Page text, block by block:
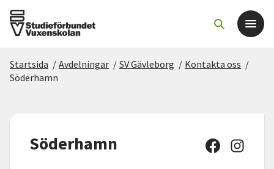
Det här gör vi
Sök kurser och evenemang
Startsida / Avdelningar / SV Gävleborg / Kontakta oss /
Söderhamn
Söderhamn